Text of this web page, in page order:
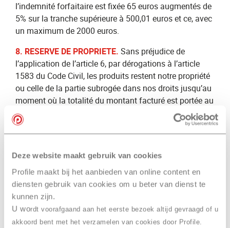
Deze website maakt gebruik van cookies
Profile maakt bij het aanbieden van online content en
diensten gebruik van cookies om u beter van dienst te
kunnen zijn.
U wordt voorafgaand aan het eerste bezoek altijd gevraagd of u
akkoord bent met het verzamelen van cookies door Profile.
l’indemnité forfaitaire est fixée 65 euros augmentés de
5% sur la tranche supérieure à 500,01 euros et ce, avec
un maximum de 2000 euros.
8. RESERVE DE PROPRIETE. Sans préjudice de
l’application de l’article 6, par dérogations à l’article
1583 du Code Civil, les produits restent notre propriété
ou celle de la partie subrogée dans nos droits jusqu’au
moment où la totalité du montant facturé est portée au
crédit de notre compte ou au crédit du compte du
cessionnaire éventuel de notre créance. Le client est
tenu de prendre toutes les mesures nécessaires à
garantir l’exécution de cette clause de réserve de
propriété.
9. GARANTIE.Nous garantissons nos prestations,
travaux et fournitures, contre tout vice de matière ou
défaut de main d'oeuvre pendant un délai de trois mois
à partir de la livraison ou 6.000 km si ce kilométrage